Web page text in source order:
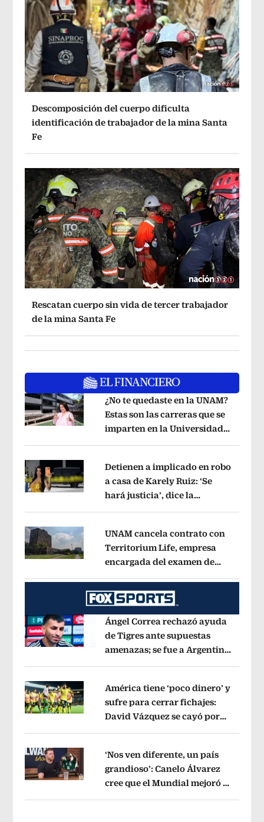
Descomposición del cuerpo dificulta
identificación de trabajador de la mina Santa
Fe
Rescatan cuerpo sin vida de tercer trabajador
de la mina Santa Fe
Opens in new window
¿No te quedaste en la UNAM?
Estas son las carreras que se
imparten en la Universidad
Opens in new window
Detienen a implicado en robo
a casa de Karely Ruiz: ‘Se
hará justicia’, dice la
Opens in new window
UNAM cancela contrato con
Territorium Life, empresa
encargada del examen de
Opens in new window
Ángel Correa rechazó ayuda
de Tigres ante supuestas
amenazas; se fue a Argentina
Opens in new window
América tiene ‘poco dinero’ y
sufre para cerrar fichajes:
David Vázquez se cayó por
Opens in new window
‘Nos ven diferente, un país
grandioso’: Canelo Álvarez
cree que el Mundial mejoró la